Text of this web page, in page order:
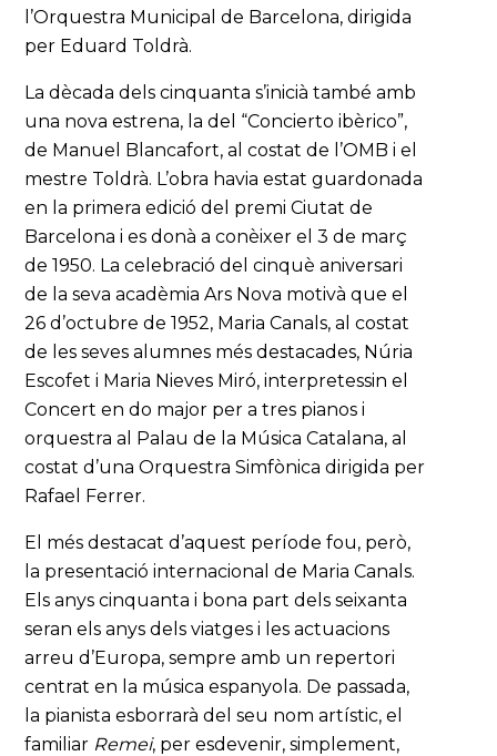
l’Orquestra Municipal de Barcelona, dirigida
per Eduard Toldrà.
La dècada dels cinquanta s’inicià també amb
una nova estrena, la del “Concierto ibèrico”,
de Manuel Blancafort, al costat de l’OMB i el
mestre Toldrà. L’obra havia estat guardonada
en la primera edició del premi Ciutat de
Barcelona i es donà a conèixer el 3 de març
de 1950. La celebració del cinquè aniversari
de la seva acadèmia Ars Nova motivà que el
26 d’octubre de 1952, Maria Canals, al costat
de les seves alumnes més destacades, Núria
Escofet i Maria Nieves Miró, interpretessin el
Concert en do major per a tres pianos i
orquestra al Palau de la Música Catalana, al
costat d’una Orquestra Simfònica dirigida per
Rafael Ferrer.
El més destacat d’aquest període fou, però,
la presentació internacional de Maria Canals.
Els anys cinquanta i bona part dels seixanta
seran els anys dels viatges i les actuacions
arreu d’Europa, sempre amb un repertori
centrat en la música espanyola. De passada,
la pianista esborrarà del seu nom artístic, el
familiar Remei, per esdevenir, simplement,